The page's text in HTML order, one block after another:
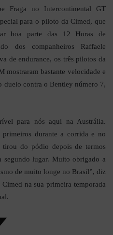
Fraga no Intercontinental GT
para o piloto da Cimed, que
boa parte das 12 Horas de
dos companheiros Raffaele
de endurance, os três pilotos da
mostraram bastante velocidade e
duelo contra o Bentley número 7,
para nós aqui na Austrália.
primeiros durante a corrida e no
do pódio depois de termos
segundo lugar. Muito obrigado a
de muito longe no Brasil”, diz
na sua primeira temporada